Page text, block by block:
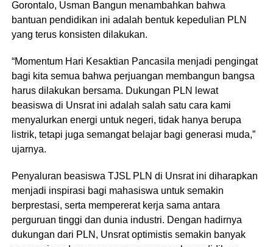
Gorontalo, Usman Bangun menambahkan bahwa
bantuan pendidikan ini adalah bentuk kepedulian PLN
yang terus konsisten dilakukan.
“Momentum Hari Kesaktian Pancasila menjadi pengingat
bagi kita semua bahwa perjuangan membangun bangsa
harus dilakukan bersama. Dukungan PLN lewat
beasiswa di Unsrat ini adalah salah satu cara kami
menyalurkan energi untuk negeri, tidak hanya berupa
listrik, tetapi juga semangat belajar bagi generasi muda,”
ujarnya.
Penyaluran beasiswa TJSL PLN di Unsrat ini diharapkan
menjadi inspirasi bagi mahasiswa untuk semakin
berprestasi, serta mempererat kerja sama antara
perguruan tinggi dan dunia industri. Dengan hadirnya
dukungan dari PLN, Unsrat optimistis semakin banyak